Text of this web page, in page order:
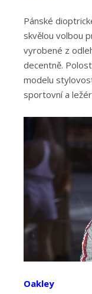
Pánské
skvělou volbou
vyrobené z
decentně.
modelu
sportovní a
Oakley